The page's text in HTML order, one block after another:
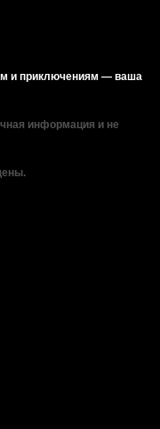
и приключениям — ваша
информация и не